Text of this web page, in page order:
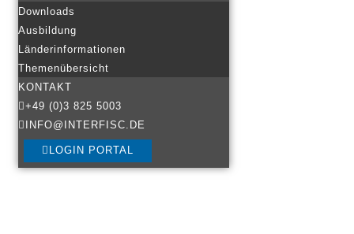
Downloads
Ausbildung
Länderinformationen
Themenübersicht
KONTAKT
+49 (0)3 825 5003
INFO@INTERFISC.DE
LOGIN PORTAL